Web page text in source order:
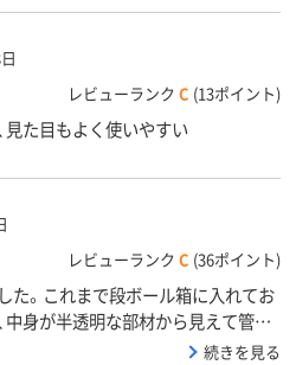
レビューランク C (13ポイント)
見た目もよく使いやすい
レビューランク C (36ポイント)
た。これまで段ボール箱に入れてお
中身が半透明な部材から見えて管理
んだ場合も型崩れせずに安心です。
続きを見る